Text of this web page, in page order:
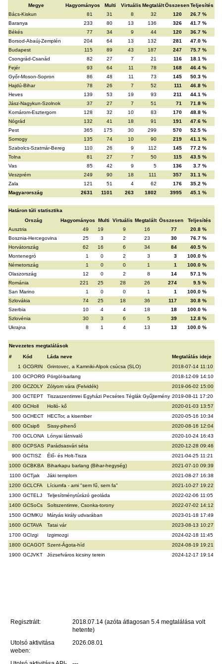
Megye
Hagyományos Multi Virtuális Megtalált Összesen Teljesítés
Bács-Kiskun
81 31 8 32 120
26.7 %
Baranya
233 80 13 136 326
41.7 %
Békés
77 34 9 44 120
36.7 %
Borsod-Abaúj-Zemplén
204 64 13 132 281
47.0 %
Budapest
115 89 43 187 247
75.7 %
Csongrád-Csanád
82 27 7 21 116
18.1 %
Fejér
93 64 11 78 168
46.4 %
Győr-Moson-Sopron
86 48 11 73 145
50.3 %
Hajdú-Bihar
78 26 7 52 111
46.8 %
Heves
139 53 19 93 211
44.1 %
Jász-Nagykun-Szolnok
37 27 7 51 71
71.8 %
Komárom-Esztergom
128 32 10 83 170
48.8 %
Nógrád
132 41 18 91 191
47.6 %
Pest
365 175 30 299 570
52.5 %
Somogy
135 74 10 90 219
41.1 %
Szabolcs-Szatmár-Bereg
110 26 9 112 145
77.2 %
Tolna
81 27 7 50 115
43.5 %
Vas
85 42 9 5 136
3.7 %
Veszprém
249 90 18 111 357
31.1 %
Zala
121 51 4 62 176
35.2 %
Magyarország
2631 1101 263 1802 3995 45.1 %
Határon túli statisztika
Ország
Hagyományos Multi Virtuális Megtalált Összesen
Teljesítés
Ausztria
49 19 9 16 77
20.8 %
Bosznia-Hercegovina
25 3 2 23 30
76.7 %
Horvátország
62 16 6 34 84
40.5 %
Montenegró
1 0 2 3 3
100.0 %
Németország
1 0 0 1 1
100.0 %
Olaszország
12 0 2 8 14
57.1 %
Románia
221 25 28 26 274
9.5 %
San Marino
1 0 0 1 1
100.0 %
Szlovákia
74 25 18 36 117
30.8 %
Szerbia
10 4 4 18 18
100.0 %
Szlovénia
30 3 6 5 39
12.8 %
Ukrajna
8 1 4 13 13 100.0 %
Nevezetes megtalálások
#
Kód Láda neve
Megtalálás ideje
1 GCGRIN Grintovec, a Kamniki-Alpok csúcsa (SLO)
2018-07-14 11:10
100 GCPORG Pörgöl-barlang
2018-12-09 14:10
200 GCZOLY Zólyom vára (Felvidék)
2019-06-02 15:00
300 GCTEPT Tiszaszentimrei Egyházi Pecsétes Téglák Gyűjtemény 2019-08-11 17:20
400 GCHoll Holló- kő
2020-01-03 13:57
500 GCHECT HECTor, a kisember
2020-05-16 10:34
600 GCsip6 Sissy-pihenő
2020-08-16 12:04
700 GCLONA Lónyai látnivaló
2020-10-24 16:43
800 GCPSAS Parádsasvári séta
2020-12-28 09:46
900 GCTISZ Élő- és Holt-Tisza
2021-04-25 11:21
1000 GCBKBA Biharkapu barlang (Bihar-hegység)
2021-07-10 09:39
1100 GCTjak Jáki templom
2021-08-27 16:38
1200 GCLCFA Líciumfa - ami "sem fű, sem fa"
2021-10-27 19:22
1300 GCTELJ Teljesítménytúrázó geoláda
2022-02-06 11:05
1400 GCSoCs Soltszentimre, Csonka-torony
2022-07-02 14:12
1500 GCfMKU Mátyás király udvarában
2023-01-18 17:49
1600 GCTAVA Tatai vár
2023-08-13 10:27
1700 GCIzgi Izgimozgi
2024-02-18 11:45
1800 GCAGOT Szent-Ágota-híd
2024-08-19 19:21
1900 GCJVKT Józsefváros kicsiny terein 2024-12-17 19:14
Regisztrált:
2018.07.14 (azóta átlagosan 5.4 megtalálása volt
hetente)
Utolsó aktivitása
weben:
2026.08.01